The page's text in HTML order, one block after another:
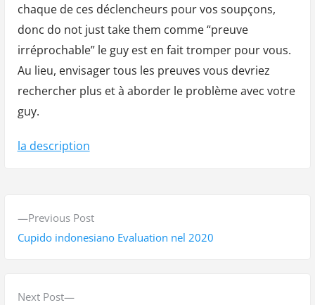
chaque de ces déclencheurs pour vos soupçons,
donc do not just take them comme “preuve
irréprochable” le guy est en fait tromper pour vous.
Au lieu, envisager tous les preuves vous devriez
rechercher plus et à aborder le problème avec votre
guy.
la description
Previous PostP
r
Cupido indonesiano Evaluation nel 2020
Next Post
N